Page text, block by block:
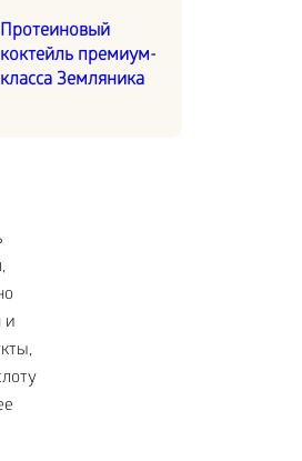
Протеиновый
коктейль премиум-
класса Земляника